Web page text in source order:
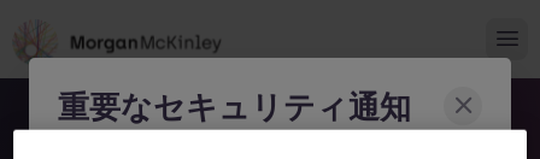
重要なセキュリティ通知